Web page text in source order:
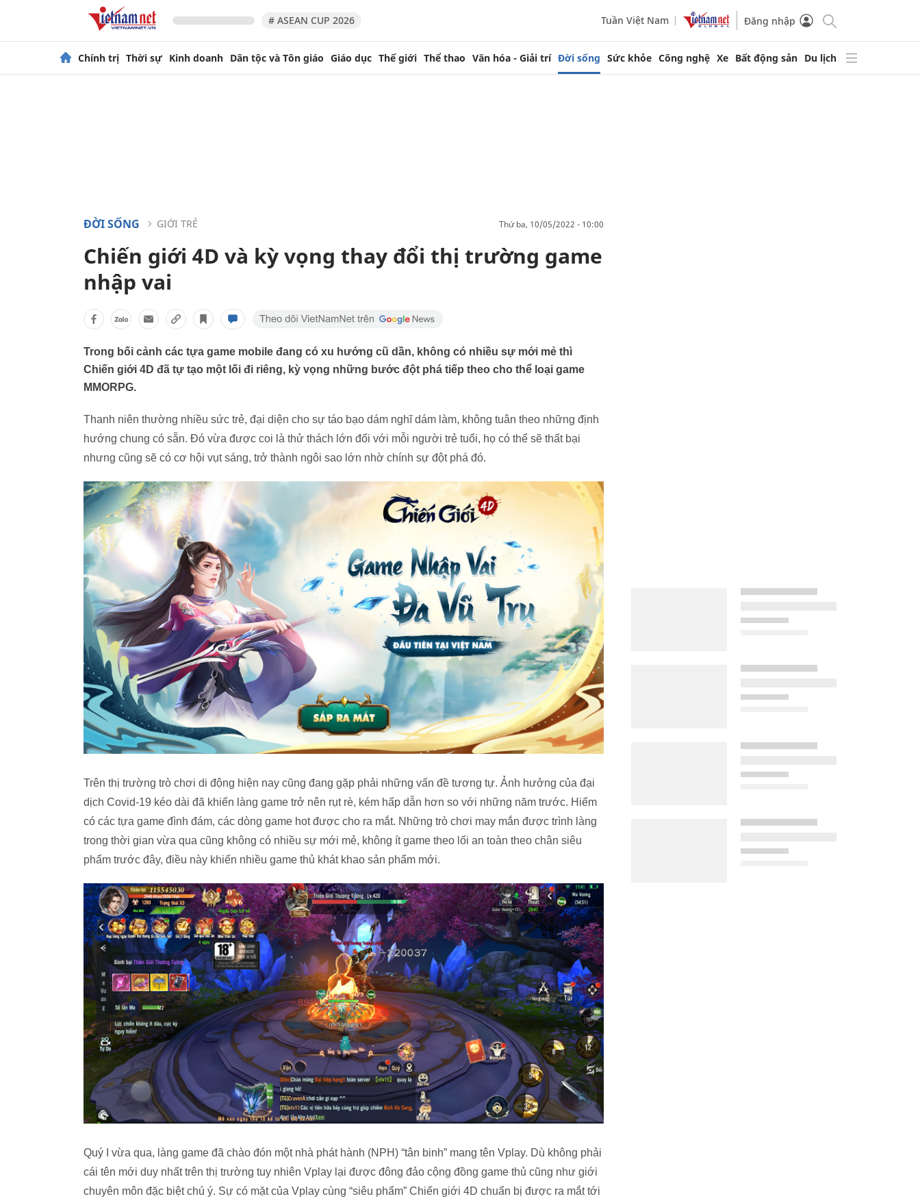
# ASEAN CUP 2026 Tuần Việt Nam Đăng nhập
Chính trị Thời sự Kinh doanh Dân tộc và Tôn giáo Giáo dục Thế giới Thể thao Văn hóa - Giải trí Đời sống Sức khỏe Công nghệ Xe Bất động sản Du lịch
ĐỜI SỐNG GIỚI TRẺ thứ ba, 10/05/2022 - 10:00
Chiến giới 4D và kỳ vọng thay đổi thị trường game
nhập vai
Trong bối cảnh các tựa game mobile đang có xu hướng cũ dần, không có nhiều sự mới mẻ thì
Chiến giới 4D đã tự tạo một lối đi riêng, kỳ vọng những bước đột phá tiếp theo cho thể loại game
MMORPG.
Thanh niên thường nhiều sức trẻ, đại diện cho sự táo bạo dám nghĩ dám làm, không tuân theo những định
hướng chung có sẵn. Đó vừa được coi là thử thách lớn đối với mỗi người trẻ tuổi, họ có thể sẽ thất bại
nhưng cũng sẽ có cơ hội vụt sáng, trở thành ngôi sao lớn nhờ chính sự đột phá đó.
Trên thị trường trò chơi di động hiện nay cũng đang gặp phải những vấn đề tương tự. Ảnh hưởng của đại
dịch Covid-19 kéo dài đã khiến làng game trở nên rụt rè, kém hấp dẫn hơn so với những năm trước. Hiếm
có các tựa game đình đám, các dòng game hot được cho ra mắt. Những trò chơi may mắn được trình làng
trong thời gian vừa qua cũng không có nhiều sự mới mẻ, không ít game theo lối an toàn theo chân siêu
phẩm trước đây, điều này khiến nhiều game thủ khát khao sản phẩm mới.
Quý I vừa qua, làng game đã chào đón một nhà phát hành (NPH) “tân binh” mang tên Vplay. Dù không phải
cái tên mới duy nhất trên thị trường tuy nhiên Vplay lại được đông đảo cộng đồng game thủ cũng như giới
chuyên môn đặc biệt chú ý. Sự có mặt của Vplay cùng “siêu phẩm” Chiến giới 4D chuẩn bị được ra mắt tới